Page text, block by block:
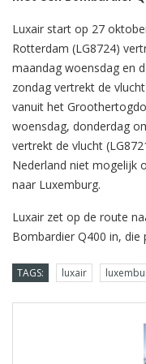
Luxair start op 27
Rotterdam (LG8724)
maandag woensdag en
zondag vertrekt de
vanuit het
woensdag, donderdag
vertrekt de vlucht
Nederland niet mogelijk
naar Luxemburg.
Luxair zet op de route
Bombardier Q400 in, die
TAGS: luxair